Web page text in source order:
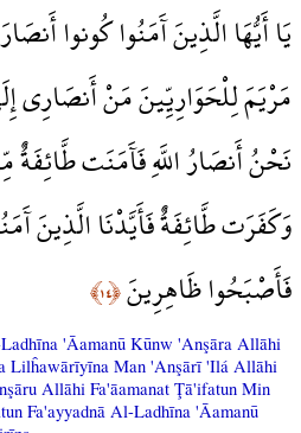
يَا أَيُّهَا الَّذِينَ آَمَنُوا كُونوا
مَرْيَمَ لِلْحَوَارِيِّينَ مَنْ أَنصَارِي
نَحْنُ أَنصَارُ اللَّهِ فَآَمَنَت
وَكَفَرَت طَّائِفَةٌ فَأَيَّدْنَا الَّذِينَ
فَأَصْبَحُوا ظَاهِرِينَ﴿١٤﴾
'Āamanū Kūnw 'Anşāra Allāhi
Lilĥawārīyīna Man 'Anşārī 'Ilá Allāhi
Allāhi Fa'āamanat Ţā'ifatun Min
Fa'ayyadnā Al-Ladhīna 'Āamanū